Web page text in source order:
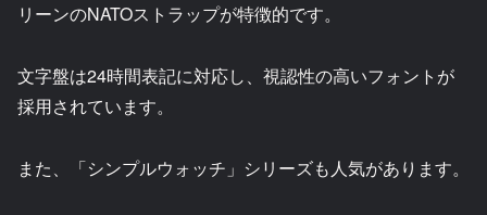
リーンのNATOストラップが特徴的です。
文字盤は24時間表記に対応し、視認性の高いフォントが
採用されています。
また、「シンプルウォッチ」シリーズも人気があります。